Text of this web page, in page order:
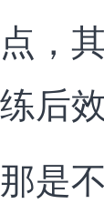
点，
练后
那是